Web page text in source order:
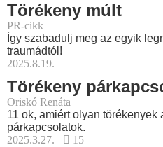
Törékeny múlt
PR-cikk
Így szabadulj meg az egyik
traumádtól!
2025.8.19.
Törékeny
Oriskó Renáta
11 ok, amiért olyan törékenyek
párkapcsolatok.
2025.3.27.
15